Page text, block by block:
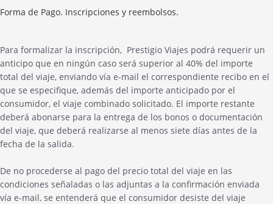
Forma de Pago. Inscripciones y reembolsos.
Para formalizar la inscripción, Prestigio Viajes podrá requerir un
anticipo que en ningún caso será superior al 40% del importe
total del viaje, enviando vía e-mail el correspondiente recibo en el
que se especifique, además del importe anticipado por el
consumidor, el viaje combinado solicitado. El importe restante
deberá abonarse para la entrega de los bonos o documentación
del viaje, que deberá realizarse al menos siete días antes de la
fecha de la salida.
De no procederse al pago del precio total del viaje en las
condiciones señaladas o las adjuntas a la confirmación enviada
vía e-mail, se entenderá que el consumidor desiste del viaje